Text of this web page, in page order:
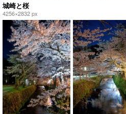
城崎と桜
4256×2832 px